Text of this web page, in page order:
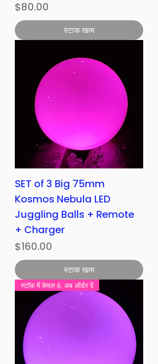
मूल्य
$80.00
स्टाक खत्म
SET of 3 Big 75mm
Kosmos Nebula LED
Juggling Balls + Remote
+ Charger
मूल्य
$160.00
स्टाक खत्म
स्टॉक में केवल 6. अब ऑर्डर दें